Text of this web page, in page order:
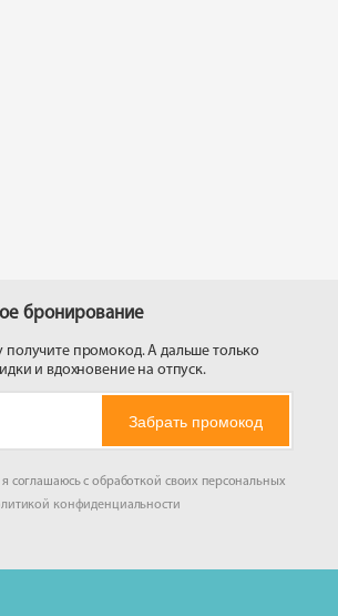
бронирование
промокод. А дальше только
и вдохновение на отпуск.
Забрать промокод
я соглашаюсь с обработкой своих персональных
конфиденциальности